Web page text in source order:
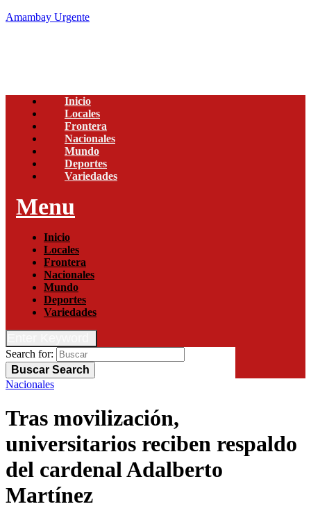
Amambay Urgente
Inicio
Locales
Frontera
Nacionales
Mundo
Deportes
Variedades
Menu
Inicio
Locales
Frontera
Nacionales
Mundo
Deportes
Variedades
Search for:
Buscar Search
Nacionales
Tras movilización,
universitarios reciben respaldo
del cardenal Adalberto
Martínez